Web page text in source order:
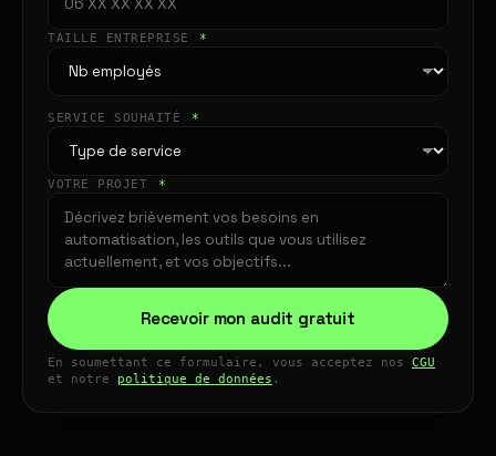
TAILLE ENTREPRISE *
SERVICE SOUHAITÉ *
VOTRE PROJET *
Recevoir mon audit gratuit
En soumettant ce formulaire, vous acceptez nos CGU
et notre politique de données .